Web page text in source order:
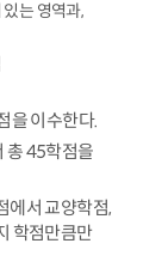
는 영역과,
을 이수한다.
총 45학점을
에서 교양학점,
학점만큼만